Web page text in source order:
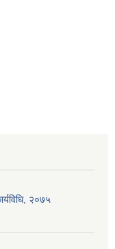
२०७५